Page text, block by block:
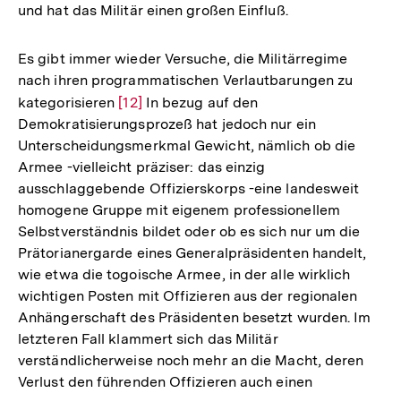
und hat das Militär einen großen Einfluß.
Es gibt immer wieder Versuche, die Militärregime
nach ihren programmatischen Verlautbarungen zu
kategorisieren Zur
Auflösung
der
Fußnote
[12] In bezug auf den
Demokratisierungsprozeß hat jedoch nur ein
Unterscheidungsmerkmal Gewicht, nämlich ob die
Armee -vielleicht präziser: das einzig
ausschlaggebende Offizierskorps -eine landesweit
homogene Gruppe mit eigenem professionellem
Selbstverständnis bildet oder ob es sich nur um die
Prätorianergarde eines Generalpräsidenten handelt,
wie etwa die togoische Armee, in der alle wirklich
wichtigen Posten mit Offizieren aus der regionalen
Anhängerschaft des Präsidenten besetzt wurden. Im
letzteren Fall klammert sich das Militär
verständlicherweise noch mehr an die Macht, deren
Verlust den führenden Offizieren auch einen